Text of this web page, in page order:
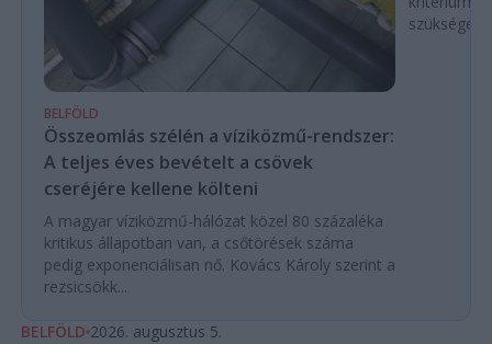
BELFÖLD
Összeomlás szélén a víziközmű-rendszer:
A teljes éves bevételt a csövek
cseréjére kellene költeni
A magyar víziközmű-hálózat közel 80 százaléka
kritikus állapotban van, a csőtörések száma
pedig exponenciálisan nő. Kovács Károly szerint a
rezsicsökk...
BELFÖLD 2026. augusztus 5.